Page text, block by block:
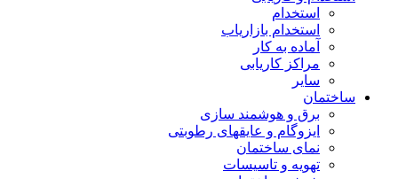
استخدام
استخدام بازاریاب
آماده به کار
مراکز کاریابی
سایر
ساختمان
برق و هوشمند سازی
ایزوگام و عایقهای رطوبتی
نمای ساختمان
تهویه و تاسیسات